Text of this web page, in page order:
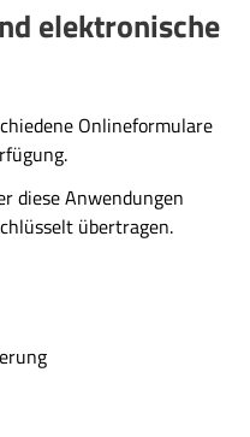
elektronische
Onlineformulare
diese Anwendungen
übertragen.